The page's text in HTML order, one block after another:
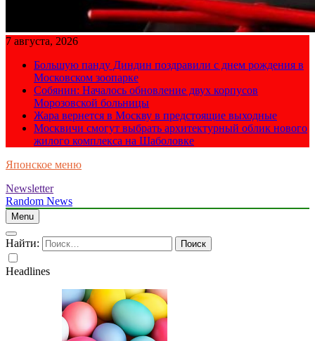
7 августа, 2026
Большую панду Диндин поздравили с днем рождения в
Московском зоопарке
Собянин: Началось обновление двух корпусов
Морозовской больницы
Жара вернется в Москву в предстоящие выходные
Москвичи смогут выбрать архитектурный облик нового
жилого комплекса на Шаболовке
Японское меню
Newsletter
Random News
Menu
Найти:
Headlines